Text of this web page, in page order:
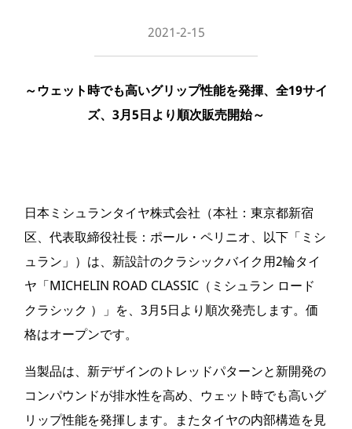
2021-2-15
～ウェット時でも高いグリップ性能を発揮、全19サイ
ズ、3月5日より順次販売開始～
日本ミシュランタイヤ株式会社（本社：東京都新宿
区、代表取締役社長：ポール・ペリニオ、以下「ミシ
ュラン」）は、新設計のクラシックバイク用2輪タイ
ヤ「MICHELIN ROAD CLASSIC（ミシュラン ロード
クラシック ）」を、3月5日より順次発売します。価
格はオープンです。
当製品は、新デザインのトレッドパターンと新開発の
コンパウンドが排水性を高め、ウェット時でも高いグ
リップ性能を発揮します。またタイヤの内部構造を見